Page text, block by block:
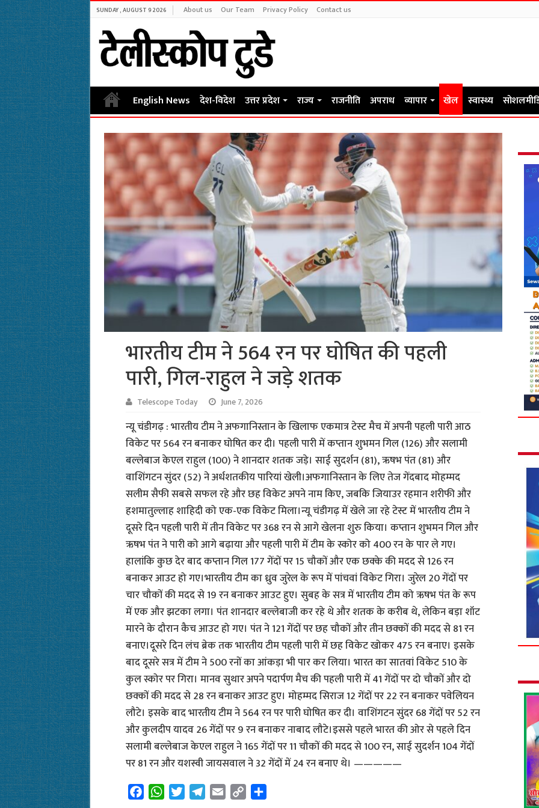
SUNDAY , AUGUST 9 2026 About us Our Team Privacy Policy Contact us
English News देश-विदेश उत्तर प्रदेश राज्य राजनीति अपराध व्यापार खेल स्वास्थ्य
भारतीय टीम ने 564 रन पर घोषित की पहली
पारी, गिल-राहुल ने जड़े शतक
Telescope Today June 7, 2026
न्यू चंडीगढ़ : भारतीय टीम ने अफगानिस्तान के खिलाफ एकमात्र टेस्ट मैच में अपनी पहली पारी आठ
विकेट पर 564 रन बनाकर घोषित कर दी। पहली पारी में कप्तान शुभमन गिल (126) और सलामी
बल्लेबाज केएल राहुल (100) ने शानदार शतक जड़े। साई सुदर्शन (81), ऋषभ पंत (81) और
वाशिंगटन सुंदर (52) ने अर्धशतकीय पारियां खेली।अफगानिस्तान के लिए तेज गेंदबाद मोहम्मद
सलीम सैफी सबसे सफल रहे और छह विकेट अपने नाम किए, जबकि जियाउर रहमान शरीफी और
हशमातुल्लाह शाहिदी को एक-एक विकेट मिला।न्यू चंडीगढ़ में खेले जा रहे टेस्ट में भारतीय टीम ने
दूसरे दिन पहली पारी में तीन विकेट पर 368 रन से आगे खेलना शुरु किया। कप्तान शुभमन गिल और
ऋषभ पंत ने पारी को आगे बढ़ाया और पहली पारी में टीम के स्कोर को 400 रन के पार ले गए।
हालांकि कुछ देर बाद कप्तान गिल 177 गेंदों पर 15 चौकों और एक छक्के की मदद से 126 रन
बनाकर आउट हो गए।भारतीय टीम का ध्रुव जुरेल के रूप में पांचवां विकेट गिरा। जुरेल 20 गेंदों पर
चार चौकों की मदद से 19 रन बनाकर आउट हुए। सुबह के सत्र में भारतीय टीम को ऋषभ पंत के रूप
में एक और झटका लगा। पंत शानदार बल्लेबाजी कर रहे थे और शतक के करीब थे, लेकिन बड़ा शॉट
मारने के दौरान कैच आउट हो गए। पंत ने 121 गेंदों पर छह चौकों और तीन छक्कों की मदद से 81 रन
बनाए।दूसरे दिन लंच ब्रेक तक भारतीय टीम पहली पारी में छह विकेट खोकर 475 रन बनाए। इसके
बाद दूसरे सत्र में टीम ने 500 रनों का आंकड़ा भी पार कर लिया। भारत का सातवां विकेट 510 के
कुल स्कोर पर गिरा। मानव सुथार अपने पदार्पण मैच की पहली पारी में 41 गेंदों पर दो चौकों और दो
छक्कों की मदद से 28 रन बनाकर आउट हुए। मोहम्मद सिराज 12 गेंदों पर 22 रन बनाकर पवेलियन
लौटे। इसके बाद भारतीय टीम ने 564 रन पर पारी घोषित कर दी। वाशिंगटन सुंदर 68 गेंदों पर 52 रन
और कुलदीप यादव 26 गेंदों पर 9 रन बनाकर नाबाद लौटे।इससे पहले भारत की ओर से पहले दिन
सलामी बल्लेबाज केएल राहुल ने 165 गेंदों पर 11 चौकों की मदद से 100 रन, साई सुदर्शन 104 गेंदों
पर 81 रन और यशस्वी जायसवाल ने 32 गेंदों में 24 रन बनाए थे। —————
W